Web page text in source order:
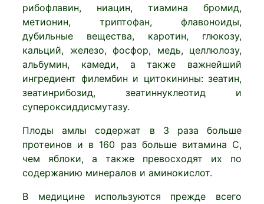
рибофлавин, ниацин, тиамина бромид,
метионин, триптофан, флавоноиды,
дубильные вещества, каротин, глюкозу,
кальций, железо, фосфор, медь, целлюлозу,
альбумин, камеди, а также важнейший
ингредиент филембин и цитокинины: зеатин,
зеатинрибозид, зеатиннуклеотид и
супероксиддисмутазу.
Плоды амлы содержат в 3 раза больше
протеинов и в 160 раз больше витамина С,
чем яблоки, а также превосходят их по
содержанию минералов и аминокислот.
В медицине используются прежде всего